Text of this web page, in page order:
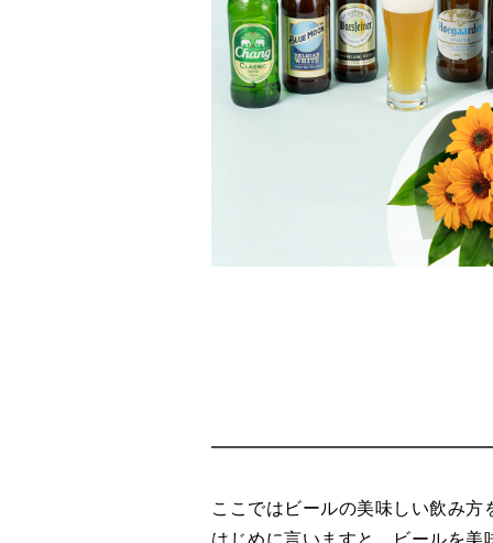
ここではビールの美味しい飲み方
はじめに言いますと、ビールを